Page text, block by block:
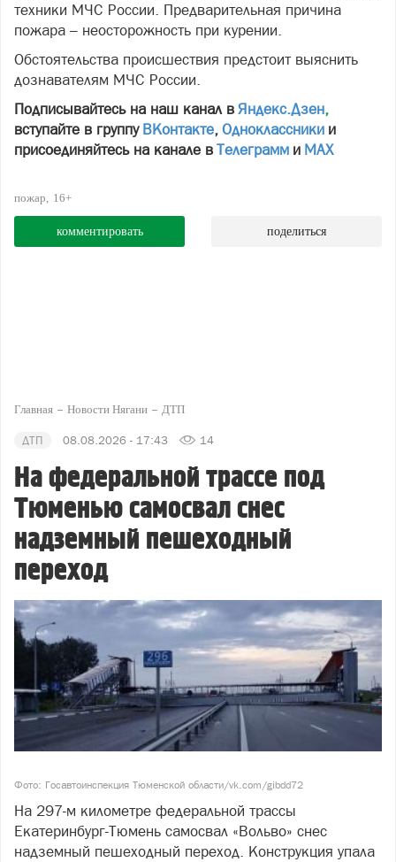
техники МЧС России. Предварительная причина
пожара – неосторожность при курении.
Обстоятельства происшествия предстоит выяснить
дознавателям МЧС России.
Подписывайтесь на наш канал в Яндекс.Дзен,
вступайте в группу ВКонтакте, Одноклассники и
присоединяйтесь на канале в Телеграмм и МАХ
пожар 16+
комментировать поделиться
Главная Новости Нягани ДТП
ДТП 08.08.2026 - 17:43 14
На федеральной трассе под
Тюменью самосвал снес
надземный пешеходный
переход
Фото: Госавтоинспекция Тюменской области/vk.com/gibdd72
На 297-м километре федеральной трассы
Екатеринбург-Тюмень самосвал «Вольво» снес
надземный пешеходный переход. Конструкция упала